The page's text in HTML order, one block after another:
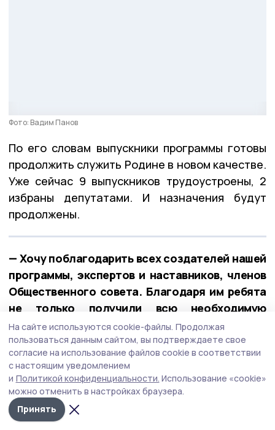
Фото: Вадим Панов
По его словам выпускники программы готовы
продолжить служить Родине в новом качестве.
Уже сейчас 9 выпускников трудоустроены, 2
избраны депутатами. И назначения будут
продолжены.
— Хочу поблагодарить всех создателей нашей
программы, экспертов и наставников, членов
Общественного совета. Благодаря им ребята
не только получили всю необходимую
информацию, но и приобрели ценный
практический опыт, — отметил губернатор.
Сохранение исторической памяти
Глава области в завершение недели провёл
первое заседание Попечительского совета
На сайте используются cookie-файлы. Продолжая
пользоваться данным сайтом, вы подтверждаете свое
согласие на использование файлов cookie в соответствии
с настоящим уведомлением
и Политикой конфиденциальности. Использование «cookie»
можно отменить в настройках браузера.
Принять